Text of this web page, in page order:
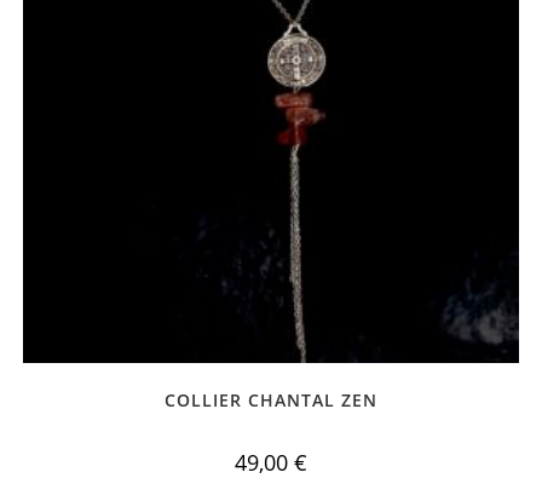
COLLIER CHANTAL ZEN
49,00 €